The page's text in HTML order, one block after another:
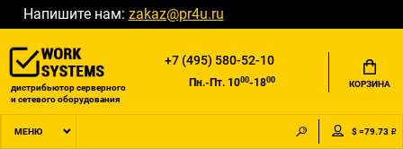
Напишите нам: zakaz@pr4u.ru
дистрибьютор серверного
и сетевого оборудования
+7 (495) 580-52-10
Пн.-Пт. 1000-1800 КОРЗИНА
МЕНЮ $ =79.73 ₽